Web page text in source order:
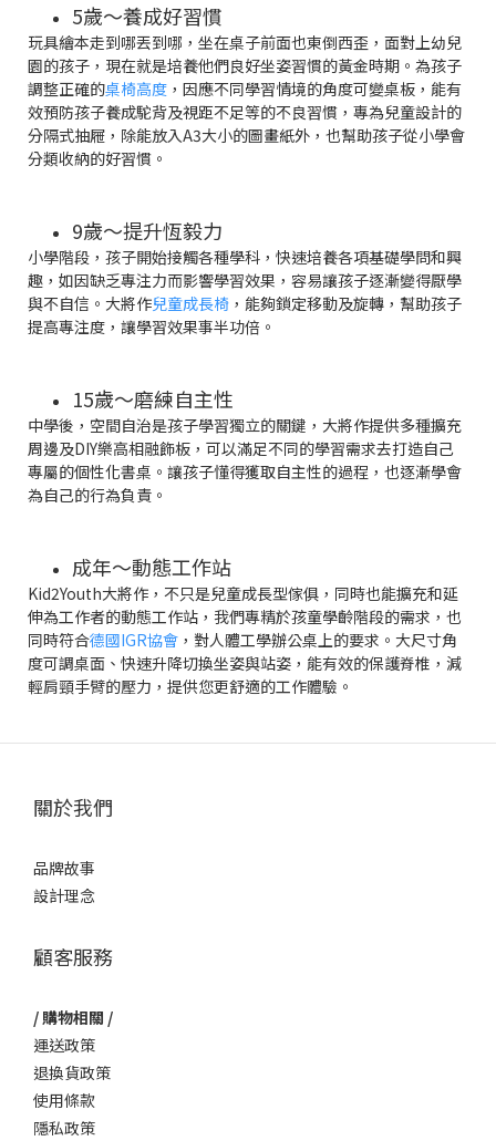
5歲～養成好習慣
玩具繪本走到哪丟到哪，坐在桌子前面也東倒西歪，面對上幼兒
園的孩子，現在就是培養他們良好坐姿習慣的黃金時期。為孩子
調整正確的桌椅高度 ，因應不同學習情境的角度可變桌板，能有
效預防孩子養成駝背及視距不足等的不良習慣，專為兒童設計的
分隔式抽屜，除能放入A3大小的圖畫紙外，也幫助孩子從小學會
分類收納的好習慣。
9歲～提升恆毅力
小學階段，孩子開始接觸各種學科，快速培養各項基礎學問和興
趣，如因缺乏專注力而影響學習效果，容易讓孩子逐漸變得厭學
與不自信。大將作兒童成長椅 ，能夠鎖定移動及旋轉，幫助孩子
提高專注度，讓學習效果事半功倍。
15歲～磨練自主性
中學後，空間自治是孩子學習獨立的關鍵，大將作提供多種擴充
周邊及DIY樂高相融飾板，可以滿足不同的學習需求去打造自己
專屬的個性化書桌。讓孩子懂得獲取自主性的過程，也逐漸學會
為自己的行為負責。
成年～動態工作站
Kid2Youth大將作，不只是兒童成長型傢俱，同時也能擴充和延
伸為工作者的動態工作站，我們專精於孩童學齡階段的需求，也
同時符合德國IGR協會 ，對人體工學辦公桌上的要求。大尺寸角
度可調桌面、快速升降切換坐姿與站姿，能有效的保護脊椎，減
輕肩頸手臂的壓力，提供您更舒適的工作體驗。
關於我們
品牌故事
設計理念
顧客服務
/ 購物相關 /
運送政策
退換貨政策
使用條款
隱私政策